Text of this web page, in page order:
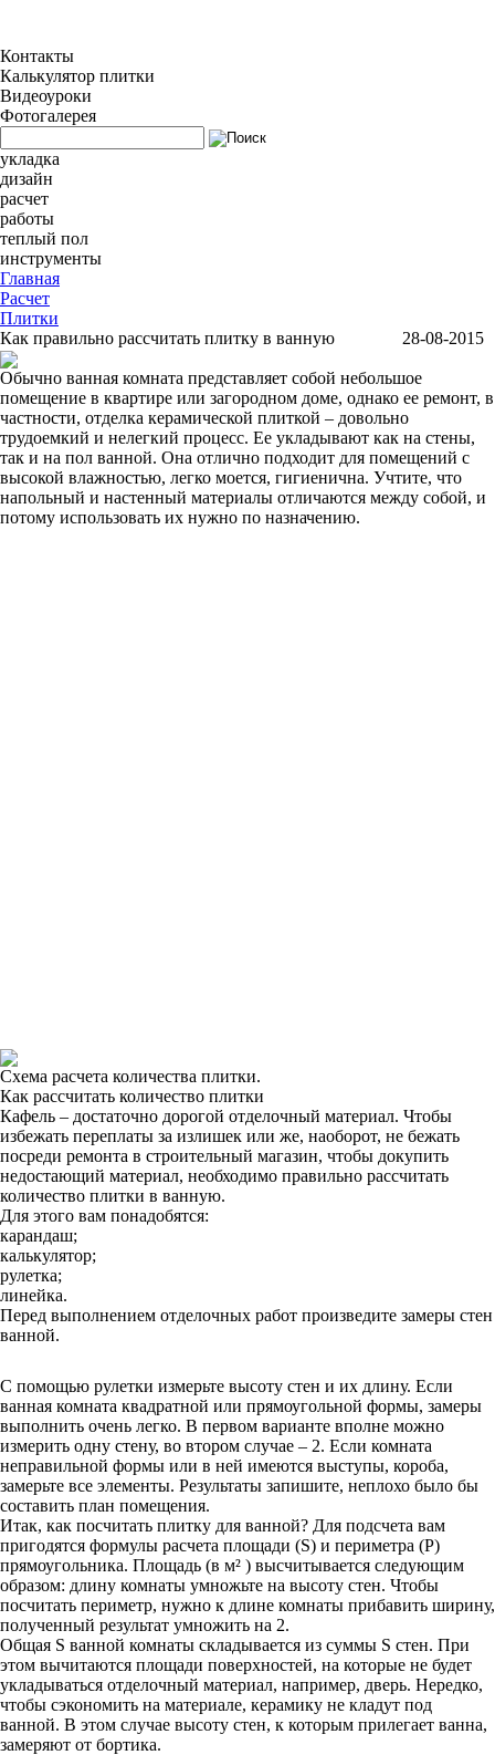
Контакты
Калькулятор плитки
Видеоуроки
Фотогалерея
укладка
дизайн
расчет
работы
теплый пол
инструменты
Главная
Расчет
Плитки
28-08-2015
Как правильно рассчитать плитку в ванную
Обычно ванная комната представляет собой небольшое
помещение в квартире или загородном доме, однако ее ремонт, в
частности, отделка керамической плиткой – довольно
трудоемкий и нелегкий процесс. Ее укладывают как на стены,
так и на пол ванной. Она отлично подходит для помещений с
высокой влажностью, легко моется, гигиенична. Учтите, что
напольный и настенный материалы отличаются между собой, и
потому использовать их нужно по назначению.
Схема расчета количества плитки.
Как рассчитать количество плитки
Кафель – достаточно дорогой отделочный материал. Чтобы
избежать переплаты за излишек или же, наоборот, не бежать
посреди ремонта в строительный магазин, чтобы докупить
недостающий материал, необходимо правильно рассчитать
количество плитки в ванную.
Для этого вам понадобятся:
карандаш;
калькулятор;
рулетка;
линейка.
Перед выполнением отделочных работ произведите замеры стен
ванной.
С помощью рулетки измерьте высоту стен и их длину. Если
ванная комната квадратной или прямоугольной формы, замеры
выполнить очень легко. В первом варианте вполне можно
измерить одну стену, во втором случае – 2. Если комната
неправильной формы или в ней имеются выступы, короба,
замерьте все элементы. Результаты запишите, неплохо было бы
составить план помещения.
Итак, как посчитать плитку для ванной? Для подсчета вам
пригодятся формулы расчета площади (S) и периметра (P)
прямоугольника. Площадь (в м² ) высчитывается следующим
образом: длину комнаты умножьте на высоту стен. Чтобы
посчитать периметр, нужно к длине комнаты прибавить ширину,
полученный результат умножить на 2.
Общая S ванной комнаты складывается из суммы S стен. При
этом вычитаются площади поверхностей, на которые не будет
укладываться отделочный материал, например, дверь. Нередко,
чтобы сэкономить на материале, керамику не кладут под
ванной. В этом случае высоту стен, к которым прилегает ванна,
замеряют от бортика.